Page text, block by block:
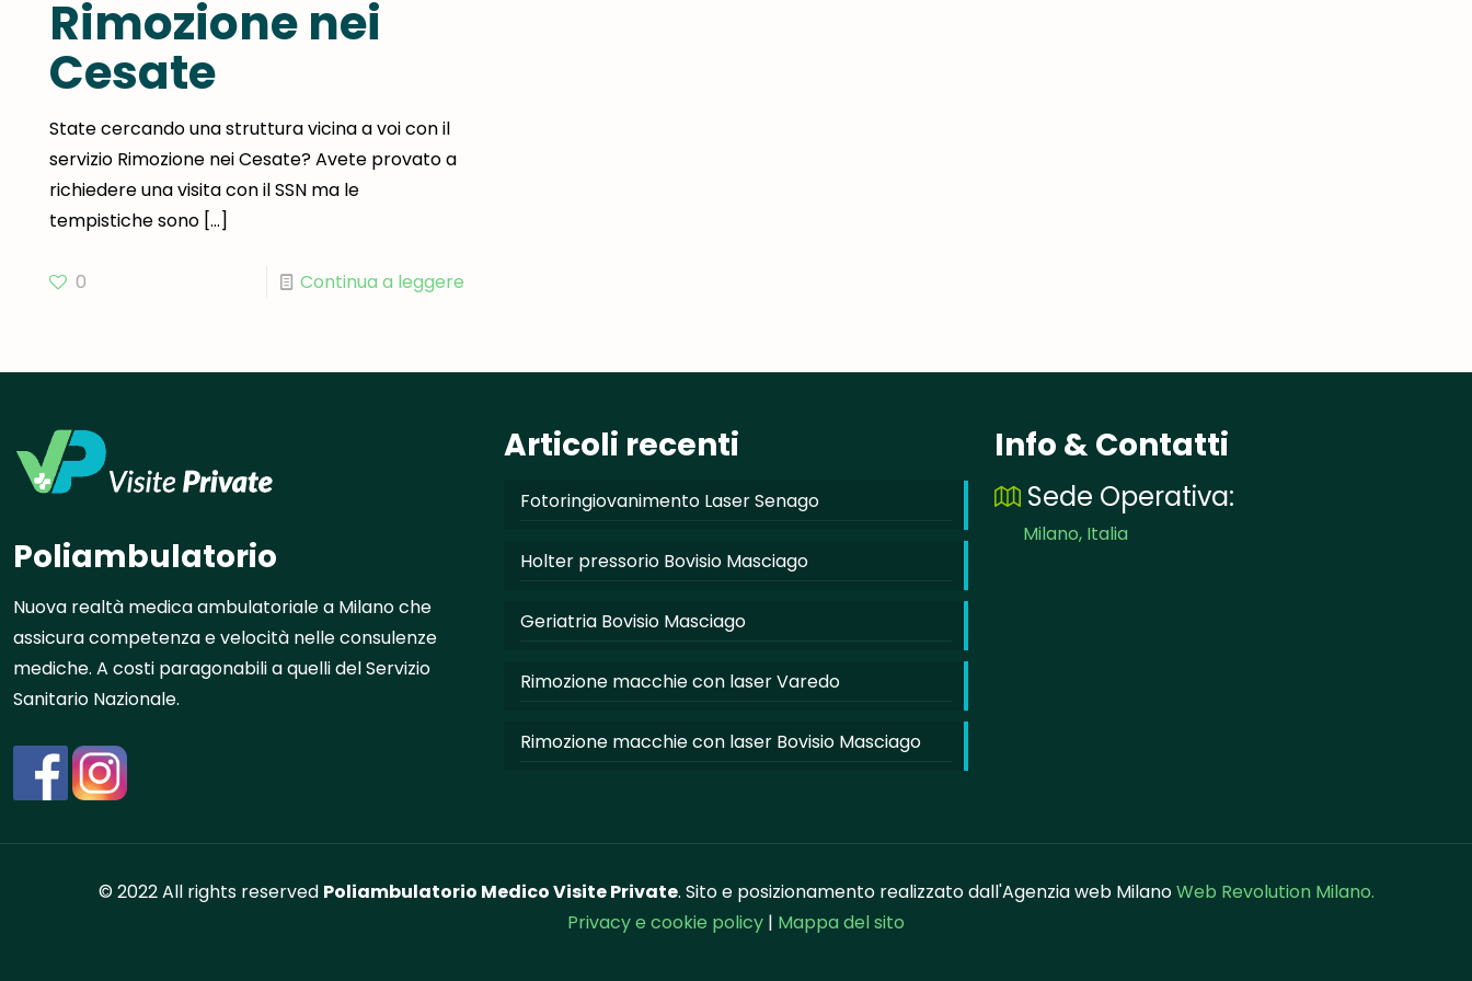
Rimozione nei
Cesate
State cercando una struttura vicina a voi con il
servizio Rimozione nei Cesate? Avete provato a
richiedere una visita con il SSN ma le
tempistiche sono […]
0 Continua a leggere
Poliambulatorio
Nuova realtà medica ambulatoriale a Milano che
assicura competenza e velocità nelle consulenze
mediche. A costi paragonabili a quelli del Servizio
Sanitario Nazionale.
Articoli recenti
Fotoringiovanimento Laser Senago
Holter pressorio Bovisio Masciago
Geriatria Bovisio Masciago
Rimozione macchie con laser Varedo
Rimozione macchie con laser Bovisio Masciago
Info & Contatti
Sede Operativa:
Milano, Italia
© 2022 All rights reserved Poliambulatorio Medico Visite Private. Sito e posizionamento realizzato dall'Agenzia web MilanoWeb Revolution Milano.
Privacy e cookie policy | Mappa del sito